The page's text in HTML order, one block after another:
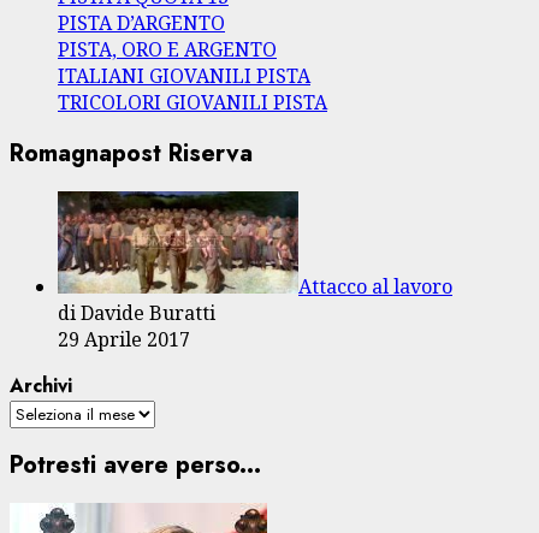
PISTA D’ARGENTO
PISTA, ORO E ARGENTO
ITALIANI GIOVANILI PISTA
TRICOLORI GIOVANILI PISTA
Romagnapost Riserva
Attacco al lavoro
di Davide Buratti
29 Aprile 2017
Archivi
Potresti avere perso...